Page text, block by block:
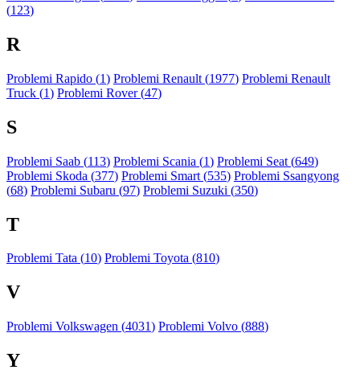
(123)
R
Problemi Rapido (1) Problemi Renault (1977) Problemi Renault
Truck (1) Problemi Rover (47)
S
Problemi Saab (113) Problemi Scania (1) Problemi Seat (649)
Problemi Skoda (377) Problemi Smart (535) Problemi Ssangyong
(68) Problemi Subaru (97) Problemi Suzuki (350)
T
Problemi Tata (10) Problemi Toyota (810)
V
Problemi Volkswagen (4031) Problemi Volvo (888)
Y